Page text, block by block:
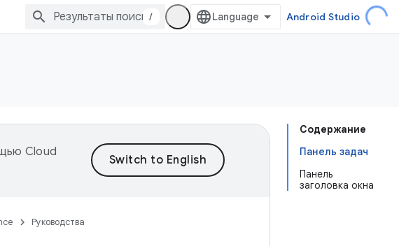
/ Android Studio
Содержание
Панель задач
Панель
заголовка окна
Cloud
Руководства